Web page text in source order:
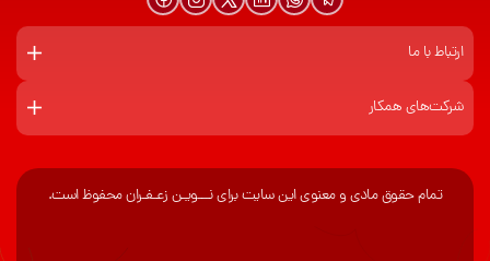
ارتباط با ما
شرکت‌های همکار
تمام حقوق مادی و معنوی این سایت برای نـــویـن زعـفـران محفوظ است.